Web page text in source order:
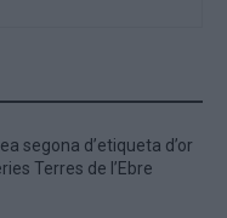
segona d’etiqueta d’or
Terres de l’Ebre